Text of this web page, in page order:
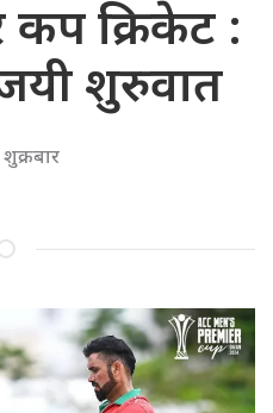
कप क्रिकेट :
शुरुवात
शुक्रबार